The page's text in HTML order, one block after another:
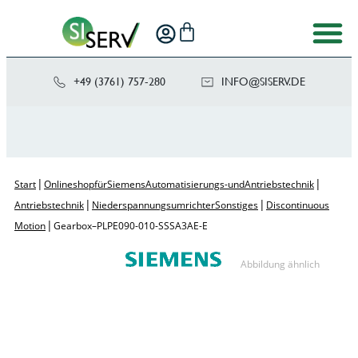
+49 (3761) 757-280 ED.VRE
SIS@OF
NI
Start | Onlineshop für Siemens Automatisierungs- und Antriebstechnik |
Antriebstechnik | Niederspannungsumrichter Sonstiges | Discontinuous
Motion | Gearbox – PLPE090-010-SSSA3AE-E
Abbildung ähnlich